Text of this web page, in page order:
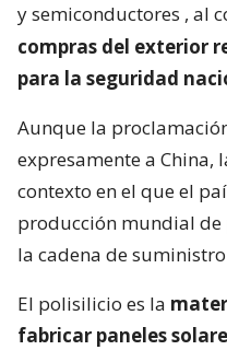
y semiconductores , al
compras del exterior
para la seguridad
Aunque la
expresamente a China,
contexto en el que el
producción mundial
la cadena de
El polisilicio es la
fabricar paneles